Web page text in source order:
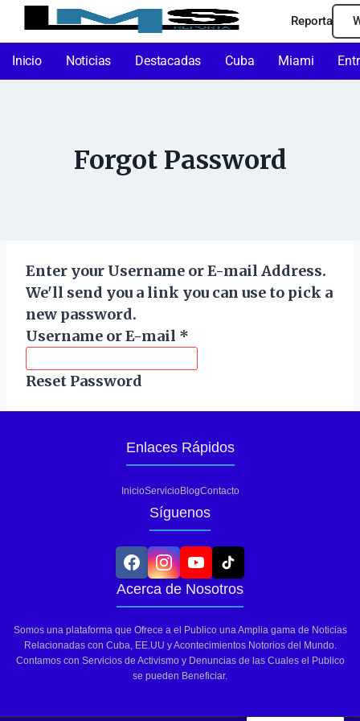
Reporta
Inicio Noticias Destacadas Cuba Miami
Forgot Password
Enter your Username or E-mail Address.
We'll send you a link you can use to pick a
new password.
Username or E-mail *
Reset Password
Enlaces Rápidos
InicioServicioBlogContacto
Síguenos
Acerca de Nosotros
Somos una plataforma que Ofrece a el Publico una Amplia gama de Noticias
Relacionadas con Cuba, EE.UU y Acontecimientos Notorios del Mundo.
Contamos con Servicios de Activismo y Denuncias de las Cuales el Publico
se pueden Beneficiar.